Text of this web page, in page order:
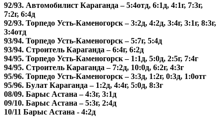
92/93. Автомобилист Караганда – 5:4отд, 6:1д, 4:1г, 7:3г,
7:2г, 6:4д
92/93. Торпедо Усть-Каменогорск – 3:2д, 4:2д, 3:4г, 3:1г, 8:3г,
3:4отд
93/94. Торпедо Усть-Каменогорск – 5:7г, 5:4д
93/94. Строитель Караганда – 6:4г, 6:2д
94/95. Торпедо Усть-Каменогорск – 1:1д, 5:0д, 2:5г, 7:4г
94/95. Строитель Караганда – 7:2д, 10:0д, 6:2г, 4:3г
95/96. Торпедо Усть-Каменогорск – 3:3д, 1:2г, 0:3д, 1:0отг
95/96. Булат Караганда – 1:2д, 4:4г, 5:0д, 8:3г
08/09. Барыс Астана – 4:3г, 3:1д
09/10. Барыс Астана – 5:3г, 2:4д
10/11 Барыс Астана - 4:2д